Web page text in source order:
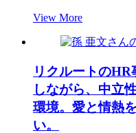
View More
リクルートの
しながら、中立
環境。愛と情熱
い。